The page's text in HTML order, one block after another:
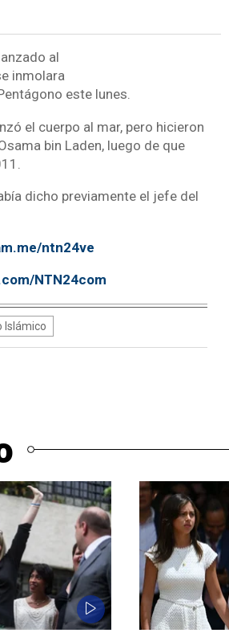
al
inmolara
este lunes.
el cuerpo al mar, pero hicieron
bin Laden, luego de que
dicho previamente el jefe del
ntn24ve
NTN24com
Islámico